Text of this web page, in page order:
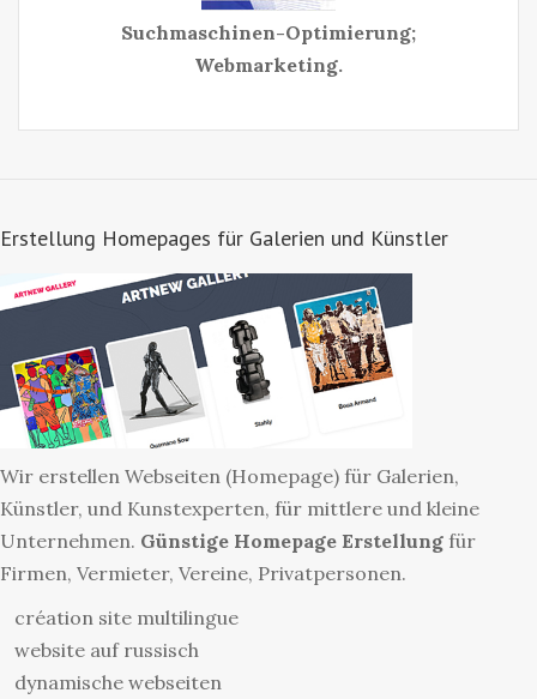
Suchmaschinen-Optimierung;
Webmarketing.
Erstellung Homepages für Galerien und Künstler
Wir erstellen Webseiten (Homepage) für Galerien,
Künstler, und Kunstexperten, für mittlere und kleine
Unternehmen. Günstige Homepage Erstellung für
Firmen, Vermieter, Vereine, Privatpersonen.
création site multilingue
website auf russisch
dynamische webseiten